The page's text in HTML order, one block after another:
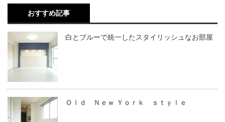
おすすめ記事
白とブルーで統一したスタイリッシュなお部屋
Ｏｌｄ Ｎｅｗ Ｙｏｒｋ ｓｔｙｌｅ